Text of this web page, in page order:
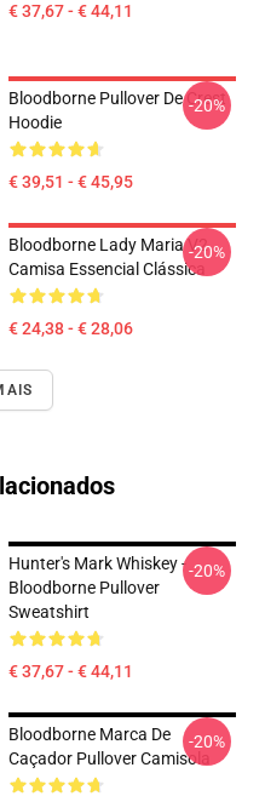
€ 37,67 - € 44,11
Bloodborne Pullover De Crest
Hoodie
€ 39,51 - € 45,95
-20%
Bloodborne Lady Maria V2
Camisa Essencial Clássica
€ 24,38 - € 28,06
-20%
Hunter's Mark Whiskey -
Bloodborne Pullover
Sweatshirt
€ 37,67 - € 44,11
-20%
Bloodborne Marca De
Caçador Pullover Camisola
-20%